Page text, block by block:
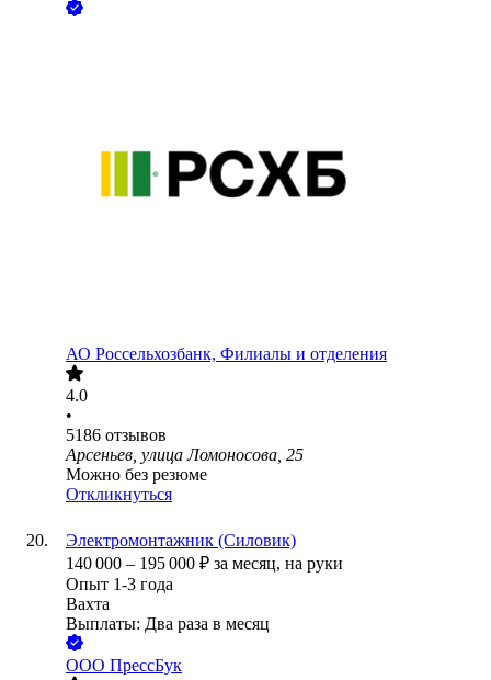
АО Россельхозбанк, Филиалы и отделения
4.0
•
5186 отзывов
Арсеньев, улица Ломоносова, 25
Можно без резюме
Откликнуться
Электромонтажник (Силовик)
140 000 – 195 000 ₽ за месяц, на руки
Опыт 1-3 года
Вахта
Выплаты: Два раза в месяц
ООО ПрессБук